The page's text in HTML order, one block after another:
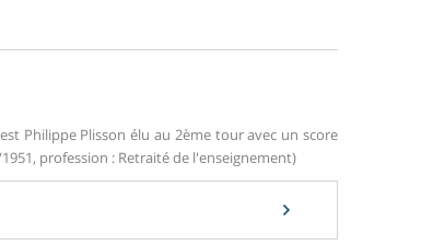
Philippe Plisson élu au 2ème tour avec un score
profession : Retraité de l'enseignement)